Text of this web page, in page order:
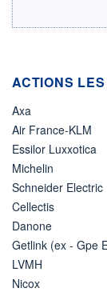
ACTIONS
Axa
Air France-KLM
Essilor Luxxotica
Michelin
Schneider Electric
Cellectis
Danone
Getlink (ex - Gpe
LVMH
Nicox